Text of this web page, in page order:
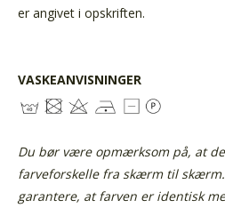
er angivet i opskriften.
VASKEANVISNINGER
Du bør være opmærksom på, at
farveforskelle fra skærm til
garantere, at farven er identisk